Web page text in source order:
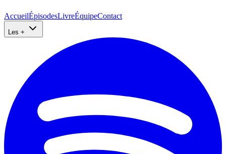
AccueilÉpisodesLivreÉquipeContact
Les +